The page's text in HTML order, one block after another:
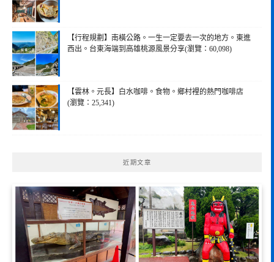
【行程規劃】南橫公路。一生一定要去一次的地方。東進
西出。台東海端到高雄桃源風景分享(瀏覽：60,098)
【雲林。元長】白水咖啡。食物。鄉村裡的熱門咖啡店
(瀏覽：25,341)
近期文章